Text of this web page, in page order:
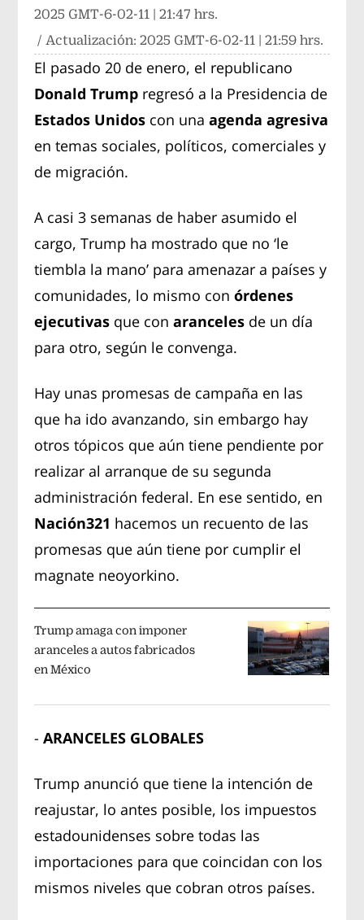
2025 GMT-6-02-11 | 21:47 hrs.
/ Actualización:2025 GMT-6-02-11 | 21:59 hrs.
El pasado 20 de enero, el republicano
Donald Trump regresó a la Presidencia de
Estados Unidos con una agenda agresiva
en temas sociales, políticos, comerciales y
de migración.
A casi 3 semanas de haber asumido el
cargo, Trump ha mostrado que no ‘le
tiembla la mano’ para amenazar a países y
comunidades, lo mismo con órdenes
ejecutivas que conaranceles de un día
para otro, según le convenga.
Hay unas promesas de campaña en las
que ha ido avanzando, sin embargo hay
otros tópicos que aún tiene pendiente por
realizar al arranque de su segunda
administración federal. En ese sentido, en
Nación321 hacemos un recuento de las
promesas que aún tiene por cumplir el
magnate neoyorkino.
Trump amaga con imponer
aranceles a autos fabricados
en México
-ARANCELES GLOBALES
Trump anunció que tiene la intención de
reajustar, lo antes posible, los impuestos
estadounidenses sobre todas las
importaciones para que coincidan con los
mismos niveles que cobran otros países.